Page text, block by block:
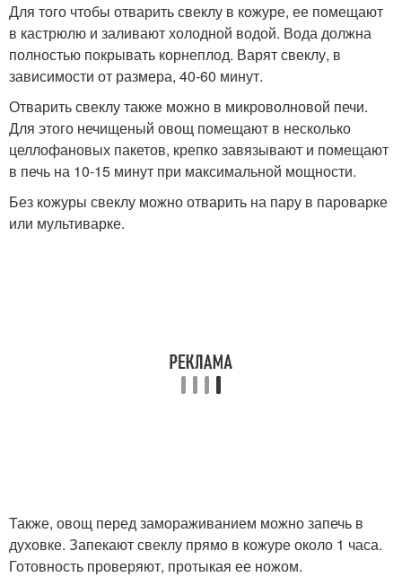
Для того чтобы отварить свеклу в кожуре, ее помещают
в кастрюлю и заливают холодной водой. Вода должна
полностью покрывать корнеплод. Варят свеклу, в
зависимости от размера, 40-60 минут.
Отварить свеклу также можно в микроволновой печи.
Для этого нечищеный овощ помещают в несколько
целлофановых пакетов, крепко завязывают и помещают
в печь на 10-15 минут при максимальной мощности.
Без кожуры свеклу можно отварить на пару в пароварке
или мультиварке.
Также, овощ перед замораживанием можно запечь в
духовке. Запекают свеклу прямо в кожуре около 1 часа.
Готовность проверяют, протыкая ее ножом.